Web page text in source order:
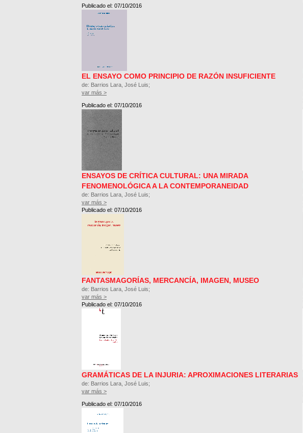
Publicado el: 07/10/2016
EL ENSAYO COMO PRINCIPIO DE RAZÓN INSUFICIENTE
de: Barrios Lara, José Luis;
var más >
Publicado el: 07/10/2016
ENSAYOS DE CRÍTICA CULTURAL: UNA MIRADA
FENOMENOLÓGICA A LA CONTEMPORANEIDAD
de: Barrios Lara, José Luis;
var más >
Publicado el: 07/10/2016
FANTASMAGORÍAS, MERCANCÍA, IMAGEN, MUSEO
de: Barrios Lara, José Luis;
var más >
Publicado el: 07/10/2016
GRAMÁTICAS DE LA INJURIA: APROXIMACIONES LITERARIAS
de: Barrios Lara, José Luis;
var más >
Publicado el: 07/10/2016